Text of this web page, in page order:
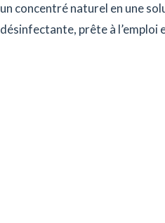
un concentré naturel en une
désinfectante, prête à l’emploi